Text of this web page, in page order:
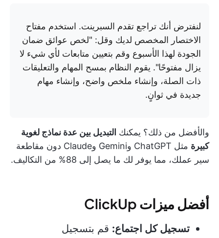
لنفترض أنك تراجع تقدم السبرينت. استخدم مفتاح
الاختصار المخصص لديك وقل: "لخص عوائق ضمان
الجودة لهذا الأسبوع وقم بتعيين متابعات لأي شيء لا
يزال مفتوحًا". يقوم النظام بمسح المهام والتعليقات
ذات الصلة، وإنشاء ملخص واضح، وإنشاء مهام
جديدة في ثوانٍ.
والأفضل من ذلك؟ يمكنك التبديل بين عدة نماذج لغوية
كبيرة
مثل ChatGPT وGemini وClaude دون مقاطعة
سير عملك، مما يوفر لك ما يصل إلى 88% من التكاليف.
أفضل ميزات ClickUp
تسجيل كل اجتماع: قم بتسجيل